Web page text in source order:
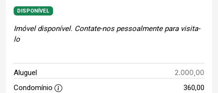
DISPONÍVEL
Imóvel disponível. Contate-nos pessoalmente para visita-
lo
Aluguel 2.000,00
Condomínio
360,00